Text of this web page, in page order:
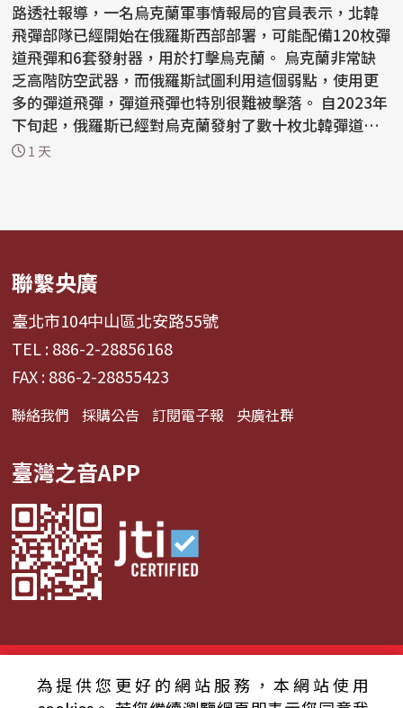
路透社報導，一名烏克蘭軍事情報局的官員表示，北韓
飛彈部隊已經開始在俄羅斯西部部署，可能配備120枚彈
道飛彈和6套發射器，用於打擊烏克蘭。 烏克蘭非常缺
乏高階防空武器，而俄羅斯試圖利用這個弱點，使用更
多的彈道飛彈，彈道飛彈也特別很難被擊落。 自2023年
下旬起，俄羅斯已經對烏克蘭發射了數十枚北韓彈道飛
彈...1 天
聯繫央廣
臺北市104中山區北安路55號
TEL : 886-2-28856168
FAX : 886-2-28855423
聯絡我們 採購公告 訂閱電子報 央廣社群
臺灣之音APP
© 2024財團法人中央廣播電臺 版權所有
為提供您更好的網站服務，本網站使用